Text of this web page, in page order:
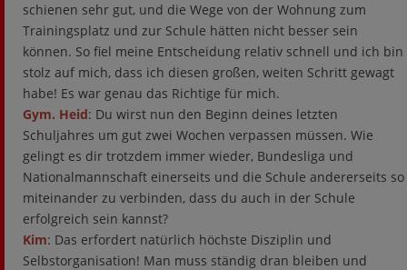
schienen sehr gut, und die Wege von der Wohnung zum
Trainingsplatz und zur Schule hätten nicht besser sein
können. So fiel meine Entscheidung relativ schnell und ich bin
stolz auf mich, dass ich diesen großen, weiten Schritt gewagt
habe! Es war genau das Richtige für mich.
Gym. Heid: Du wirst nun den Beginn deines letzten
Schuljahres um gut zwei Wochen verpassen müssen. Wie
gelingt es dir trotzdem immer wieder, Bundesliga und
Nationalmannschaft einerseits und die Schule andererseits so
miteinander zu verbinden, dass du auch in der Schule
erfolgreich sein kannst?
Kim: Das erfordert natürlich höchste Disziplin und
Selbstorganisation! Man muss ständig dran bleiben und